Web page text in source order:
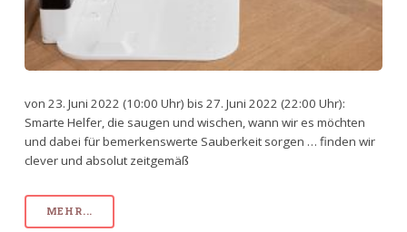
von 23. Juni 2022 (10:00 Uhr) bis 27. Juni 2022 (22:00 Uhr):
Smarte Helfer, die saugen und wischen, wann wir es möchten
und dabei für bemerkenswerte Sauberkeit sorgen … finden wir
clever und absolut zeitgemäß
MEHR...